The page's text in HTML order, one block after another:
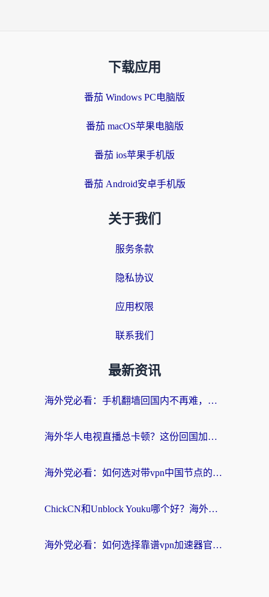
下载应用
番茄 Windows PC电脑版
番茄 macOS苹果电脑版
番茄 ios苹果手机版
番茄 Android安卓手机版
关于我们
服务条款
隐私协议
应用权限
联系我们
最新资讯
海外党必看：手机翻墙回国内不再难，一篇搞定无缝访问国内资源指南
海外华人电视直播总卡顿？这份回国加速器选择指南帮你无缝看国内资源
海外党必看：如何选对带vpn中国节点的加速器？无缝访问国内资源全攻略
ChickCN和Unblock Youku哪个好？海外党亲测4款热门回国加速器，附避坑指南
海外党必看：如何选择靠谱vpn加速器官网？轻松解决国内APP地区限制